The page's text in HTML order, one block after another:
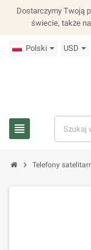
Dostarczymy Twoją
świecie, także
Polski USD
view_headline
chevron_right Telefony